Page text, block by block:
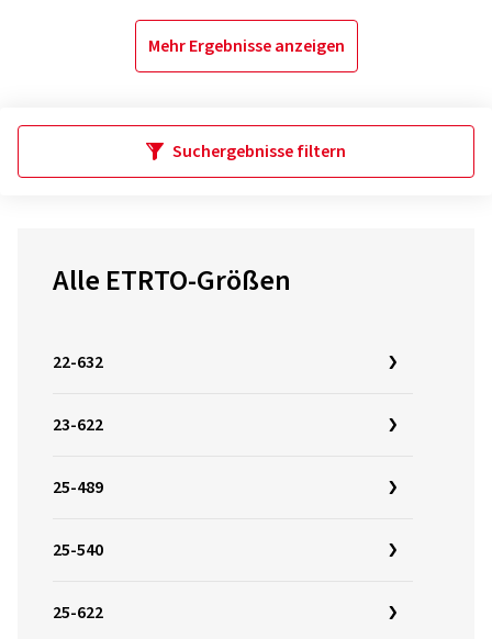
Mehr Ergebnisse anzeigen
Suchergebnisse filtern
Alle ETRTO-Größen
22-632
23-622
25-489
25-540
25-622